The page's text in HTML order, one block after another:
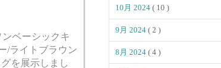
ベーシックキ
/ライトブラウン
を展示しまし
10月 2024 ( 10 )
9月 2024 ( 2 )
8月 2024 ( 4 )